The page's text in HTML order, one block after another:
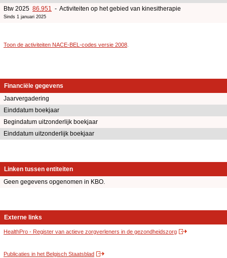
Btw 2025 86.951 - Activiteiten op het gebied van kinesitherapie
Sinds 1 januari 2025
Toon de activiteiten NACE-BEL-codes versie 2008
Financiële gegevens
Jaarvergadering
Einddatum boekjaar
Begindatum uitzonderlijk boekjaar
Einddatum uitzonderlijk boekjaar
Linken tussen entiteiten
Geen gegevens opgenomen in KBO.
Externe links
HealthPro - Register van actieve zorgverleners in de gezondheidszorg
Publicaties in het Belgisch Staatsblad